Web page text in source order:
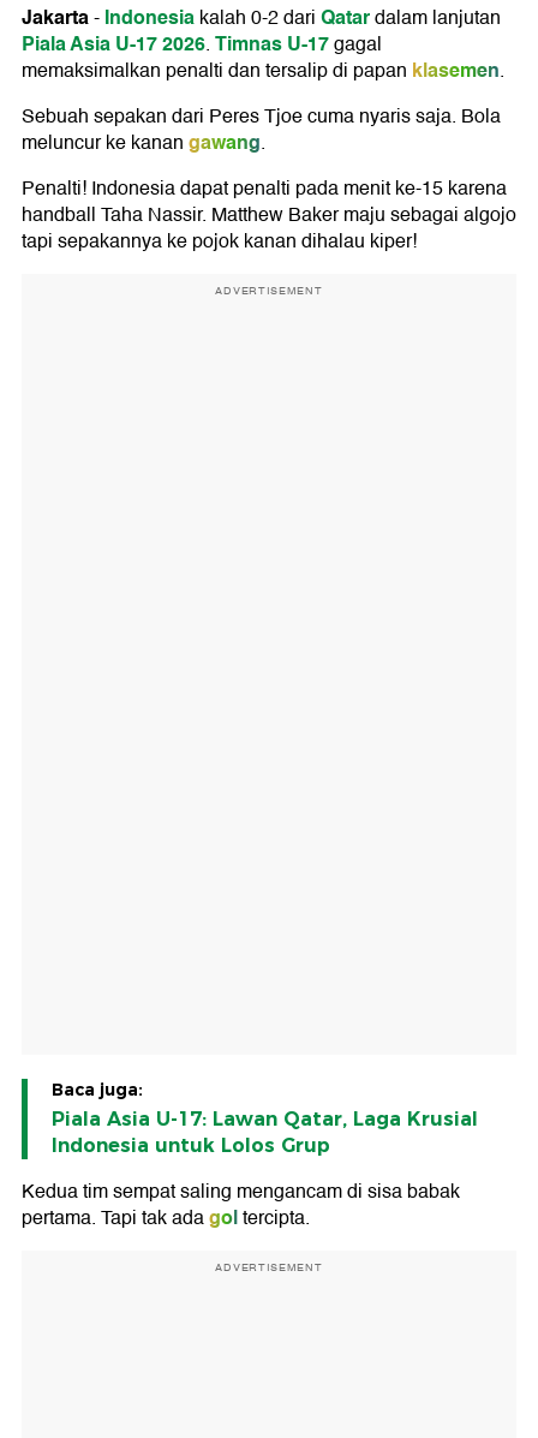
Jakarta-Indonesiakalah 0-2 dariQatardalam lanjutan
Piala Asia U-17 2026.Timnas U-17gagal
memaksimalkan penalti dan tersalip di papan klasemen.
Sebuah sepakan dari Peres Tjoe cuma nyaris saja. Bola
meluncur ke kanangawang.
Penalti! Indonesia dapat penalti pada menit ke-15 karena
handball Taha Nassir. Matthew Baker maju sebagai algojo
tapi sepakannya ke pojok kanan dihalau kiper!
ADVERTISEMENT
Baca juga:
Piala Asia U-17: Lawan Qatar, Laga Krusial
Indonesia untuk Lolos Grup
Kedua tim sempat saling mengancam di sisa babak
pertama. Tapi tak adagoltercipta.
ADVERTISEMENT